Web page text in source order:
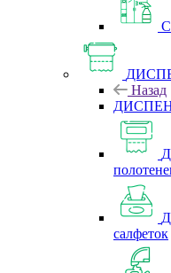
Назад
салфеток